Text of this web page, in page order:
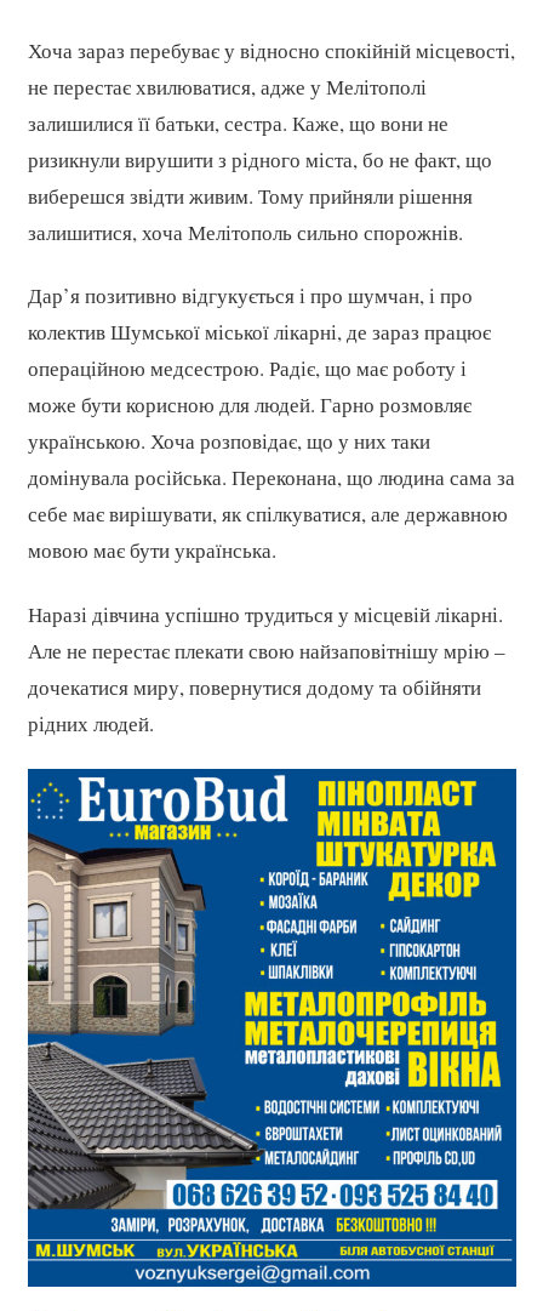
Хоча зараз перебуває у відносно спокійній місцевості,
не перестає хвилюватися, адже у Мелітополі
залишилися її батьки, сестра. Каже, що вони не
ризикнули вирушити з рідного міста, бо не факт, що
виберешся звідти живим. Тому прийняли рішення
залишитися, хоча Мелітополь сильно спорожнів.
Дар’я позитивно відгукується і про шумчан, і про
колектив Шумської міської лікарні, де зараз працює
операційною медсестрою. Радіє, що має роботу і
може бути корисною для людей. Гарно розмовляє
українською. Хоча розповідає, що у них таки
домінувала російська. Переконана, що людина сама за
себе має вирішувати, як спілкуватися, але державною
мовою має бути українська.
Наразі дівчина успішно трудиться у місцевій лікарні.
Але не перестає плекати свою найзаповітнішу мрію –
дочекатися миру, повернутися додому та обійняти
рідних людей.